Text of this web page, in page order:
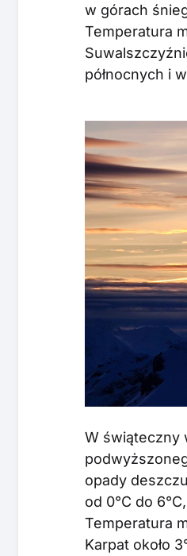
w górach
Temperatura
północnych i
W świąteczny
opady
od 0°C do
Temperatura
Karpat około